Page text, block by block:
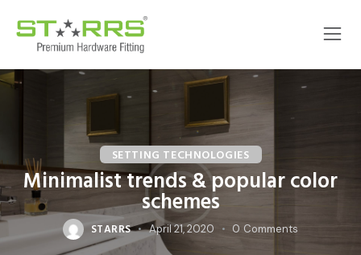
SETTING TECHNOLOGIES
Minimalist trends & popular color
schemes
STARRS April 21, 2020 0 Comments